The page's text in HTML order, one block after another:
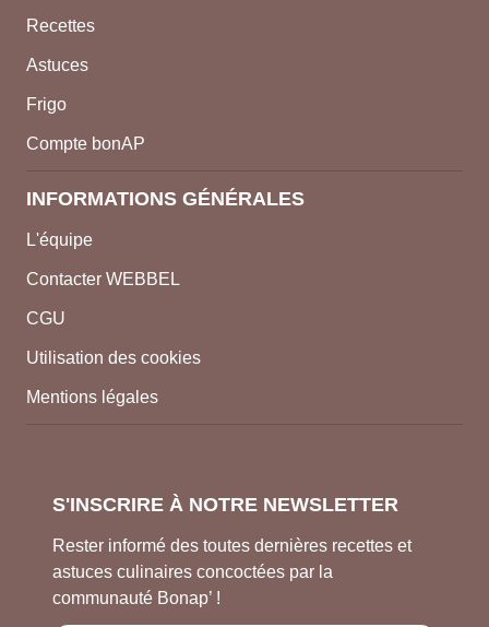
Recettes
Astuces
Frigo
Compte bonAP
INFORMATIONS GÉNÉRALES
L'équipe
Contacter WEBBEL
CGU
Utilisation des cookies
Mentions légales
S'INSCRIRE À NOTRE NEWSLETTER
Rester informé des toutes dernières recettes et
astuces culinaires concoctées par la
communauté Bonap’ !